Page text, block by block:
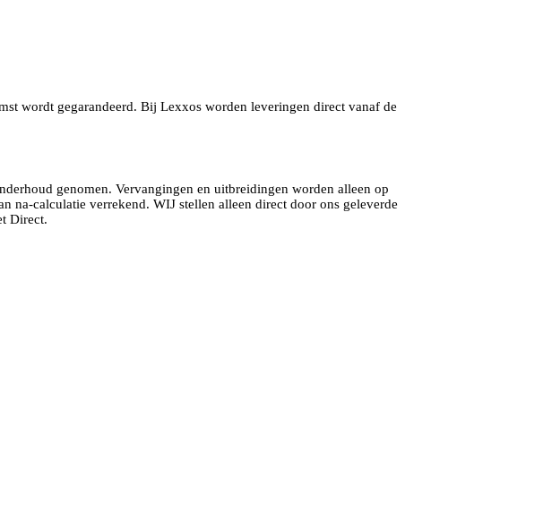
wordt gegarandeerd. Bij Lexxos worden leveringen direct vanaf de
genomen. Vervangingen en uitbreidingen worden alleen op
na-calculatie verrekend. WIJ stellen alleen direct door ons geleverde
Direct.